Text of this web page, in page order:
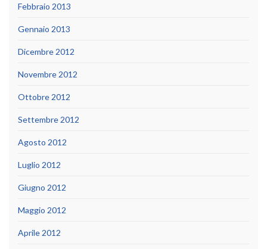
Febbraio 2013
Gennaio 2013
Dicembre 2012
Novembre 2012
Ottobre 2012
Settembre 2012
Agosto 2012
Luglio 2012
Giugno 2012
Maggio 2012
Aprile 2012